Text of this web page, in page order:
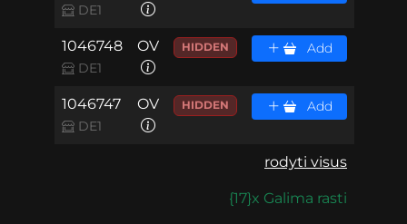
DE1
1046748
DE1
OV HIDDEN Add
1046747
DE1
OV HIDDEN Add
rodyti visus
{17}x Galima rasti